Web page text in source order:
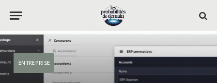
ENTREPRISE